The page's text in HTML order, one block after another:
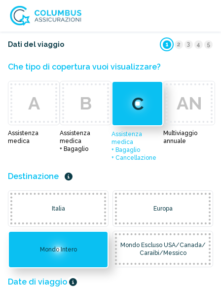
Dati del viaggio 1 2 3 4 5
Che tipo di copertura vuoi visualizzare?
A
Assistenza
medica
B
Assistenza
medica
+ Bagaglio
C
Assistenza
medica
+ Bagaglio
+ Cancellazione
AN
Multiviaggio
annuale
Destinazione
Italia Europa
Mondo Intero
Mondo Escluso USA/Canada/
Caraibi/Messico
Date di viaggio